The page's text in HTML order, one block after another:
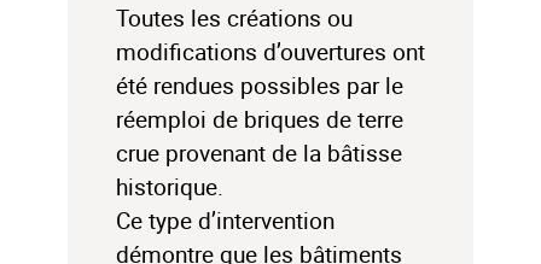
Toutes les créations ou
modifications d’ouvertures ont
été rendues possibles par le
réemploi de briques de terre
crue provenant de la bâtisse
historique.
Ce type d’intervention
démontre que les bâtiments